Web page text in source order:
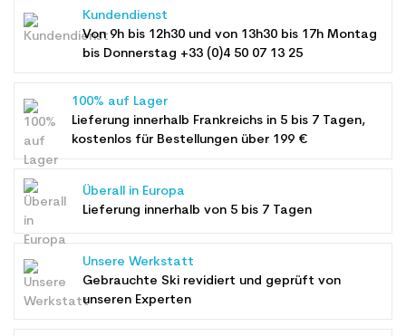
Kundendienst
Von 9h bis 12h30 und von 13h30 bis 17h Montag
bis Donnerstag +33 (0)4 50 07 13 25
100% auf Lager
Lieferung innerhalb Frankreichs in 5 bis 7 Tagen,
kostenlos für Bestellungen über 199 €
Überall in Europa
Lieferung innerhalb von 5 bis 7 Tagen
Unsere Werkstatt
Gebrauchte Ski revidiert und geprüft von
unseren Experten